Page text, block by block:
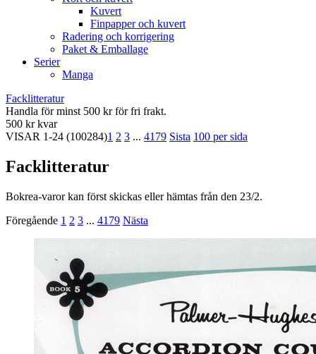
Kuvert
Finpapper och kuvert
Radering och korrigering
Paket & Emballage
Serier
Manga
Facklitteratur
Handla för minst 500 kr för fri frakt.
500 kr kvar
VISAR 1-24 (100284)1 2 3 ... 4179 Sista 100 per sida
Facklitteratur
Bokrea-varor kan först skickas eller hämtas från den 23/2.
Föregående 1 2 3 ... 4179 Nästa